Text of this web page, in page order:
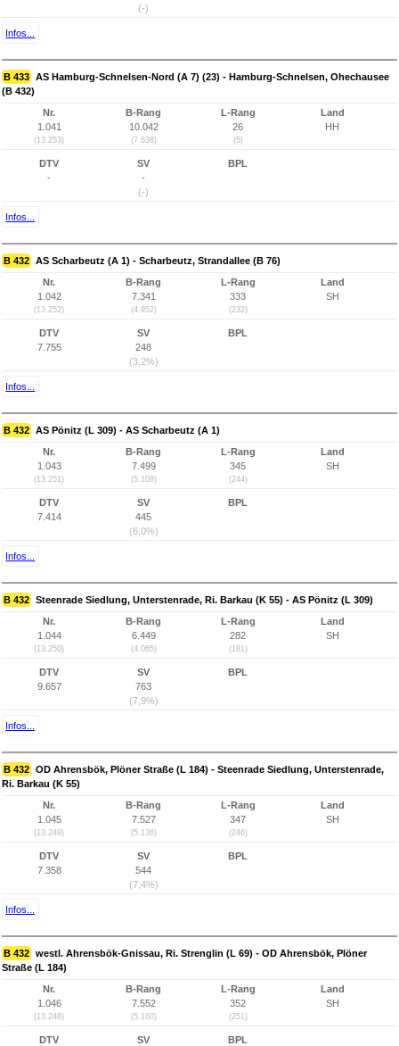
(-)
Infos...
B 433 AS Hamburg-Schnelsen-Nord (A 7) (23) - Hamburg-Schnelsen, Ohechausee
(B 432)
Nr.
1.041
(13.253)
B-Rang
10.042
(7.638)
L-Rang
26
(5)
Land
HH
DTV
-
SV
-
(-)
BPL
Infos...
B 432 AS Scharbeutz (A 1) - Scharbeutz, Strandallee (B 76)
Nr.
1.042
(13.252)
B-Rang
7.341
(4.952)
L-Rang
333
(232)
Land
SH
DTV
7.755
SV
248
(3,2%)
BPL
Infos...
B 432 AS Pönitz (L 309) - AS Scharbeutz (A 1)
Nr.
1.043
(13.251)
B-Rang
7.499
(5.108)
L-Rang
345
(244)
Land
SH
DTV
7.414
SV
445
(6,0%)
BPL
Infos...
B 432 Steenrade Siedlung, Unterstenrade, Ri. Barkau (K 55) - AS Pönitz (L 309)
Nr.
1.044
(13.250)
B-Rang
6.449
(4.065)
L-Rang
282
(181)
Land
SH
DTV
9.657
SV
763
(7,9%)
BPL
Infos...
B 432 OD Ahrensbök, Plöner Straße (L 184) - Steenrade Siedlung, Unterstenrade,
Ri. Barkau (K 55)
Nr.
1.045
(13.249)
B-Rang
7.527
(5.136)
L-Rang
347
(246)
Land
SH
DTV
7.358
SV
544
(7,4%)
BPL
Infos...
B 432 westl. Ahrensbök-Gnissau, Ri. Strenglin (L 69) - OD Ahrensbök, Plöner
Straße (L 184)
Nr.
1.046
(13.248)
B-Rang
7.552
(5.160)
L-Rang
352
(251)
Land
SH
DTV
SV
BPL